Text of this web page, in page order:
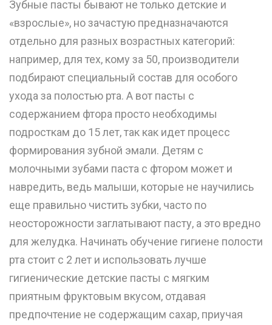
Зубные пасты бывают не только детские и
«взрослые», но зачастую предназначаются
отдельно для разных возрастных категорий:
например, для тех, кому за 50, производители
подбирают специальный состав для особого
ухода за полостью рта. А вот пасты с
содержанием фтора просто необходимы
подросткам до 15 лет, так как идет процесс
формирования зубной эмали. Детям с
молочными зубами паста с фтором может и
навредить, ведь малыши, которые не научились
еще правильно чистить зубки, часто по
неосторожности заглатывают пасту, а это вредно
для желудка. Начинать обучение гигиене полости
рта стоит с 2 лет и использовать лучше
гигиенические детские пасты с мягким
приятным фруктовым вкусом, отдавая
предпочтение не содержащим сахар, приучая